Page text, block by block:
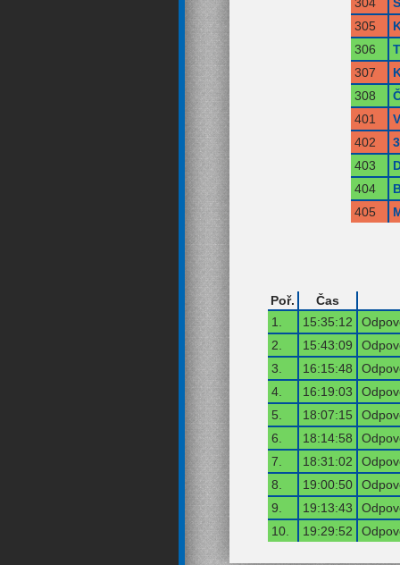
305
306
307
308
401
V
402
403
404
405
Poř.
Čas
1.
15:35:12
2.
15:43:09
3.
16:15:48
4.
16:19:03
5.
18:07:15
6.
18:14:58
7.
18:31:02
8.
19:00:50
9.
19:13:43
10.
19:29:52